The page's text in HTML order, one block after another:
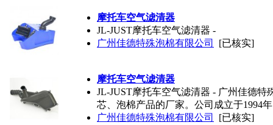
摩托车空气滤清器
JL-JUST摩托车空气滤清器 -
广州佳德特殊泡棉有限公司
[已核实]
摩托车空气滤清器
JL-JUST摩托车空气滤清器 - 广州佳德
芯、泡棉产品的厂家。公司成立于1994
广州佳德特殊泡棉有限公司
[已核实]